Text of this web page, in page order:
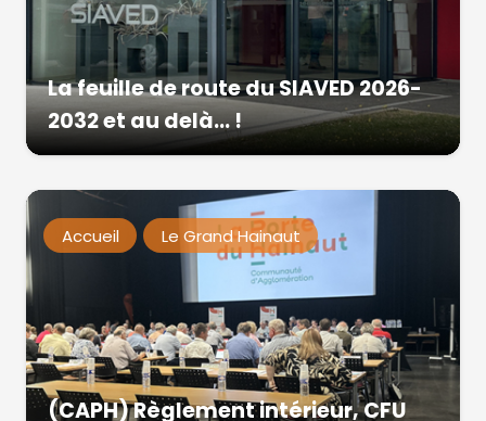
La feuille de route du SIAVED 2026-
2032 et au delà… !
Accueil Le Grand Hainaut
(CAPH) Règlement intérieur, CFU